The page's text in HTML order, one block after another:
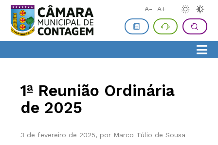
A- A+
1ª Reunião Ordinária
de 2025
3 de fevereiro de 2025, por Marco Túlio de Sousa